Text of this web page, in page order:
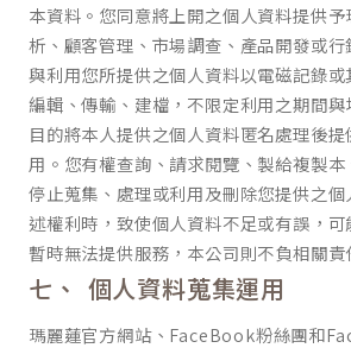
本資料。您同意將上開之個人資料提供
析、顧客管理、市場調查、產品開發或
與利用您所提供之個人資料以電磁記錄或
編輯、傳輸、建檔，不限定利用之期間
目的將本人提供之個人資料匿名處理後
用。您有權查詢、請求閱覽、製給複製
停止蒐集、處理或利用及刪除您提供之
述權利時，致使個人資料不足或有誤，
暫時無法提供服務，本公司則不負相關責
個人資料蒐集運用
瑪麗蓮官方網站、FaceBook粉絲團和